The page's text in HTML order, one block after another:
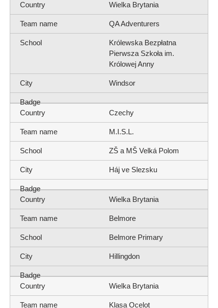
Wielka Brytania
QA Adventurers
Królewska Bezpłatna
Pierwsza Szkoła im.
Królowej Anny
Windsor
Czechy
M.I.S.L.
ZŠ a MŠ Velká Polom
Háj ve Slezsku
Wielka Brytania
Belmore
Belmore Primary
Hillingdon
Wielka Brytania
Klasa Ocelot